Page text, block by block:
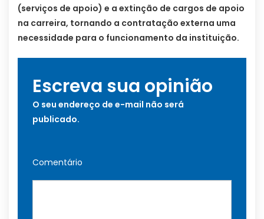
(serviços de apoio) e a extinção de cargos de apoio
na carreira, tornando a contratação externa uma
necessidade para o funcionamento da instituição.
Escreva sua opinião
O seu endereço de e-mail não será
publicado.
Comentário